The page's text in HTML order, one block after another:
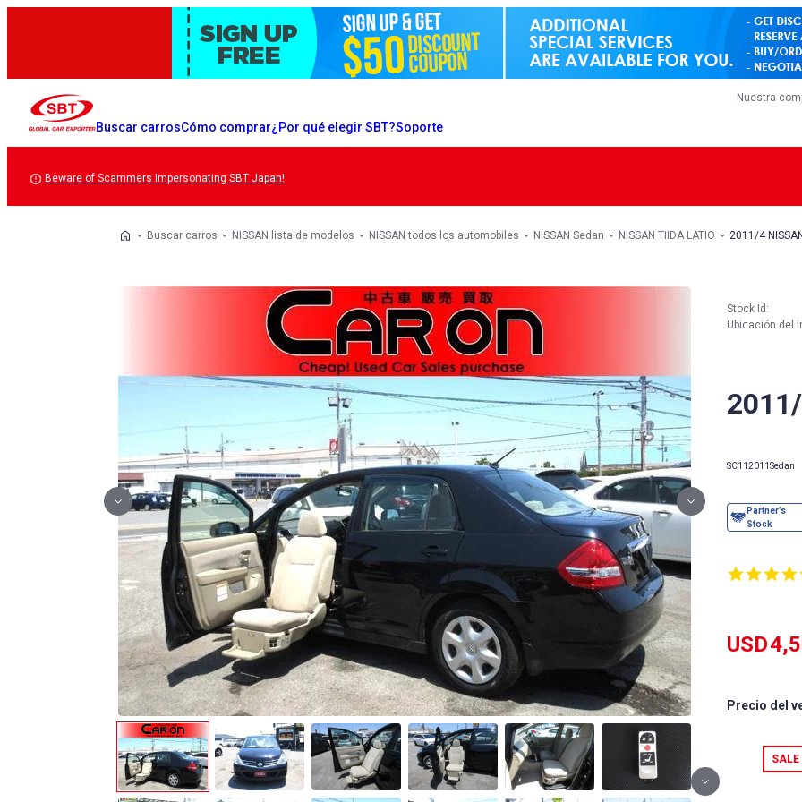
Buscar carrosCómo comprar¿Por qué elegir SBT?Soporte
Nuestra
Beware of Scammers Impersonating SBT Japan!
Buscar carros NISSAN lista de modelos NISSAN todos los automobiles NISSAN Sedan NISSAN TIIDA LATIO 2011/4
SC11 2011 Sedan
Stock Id:
Ubicación del
USD
Precio del
SALE